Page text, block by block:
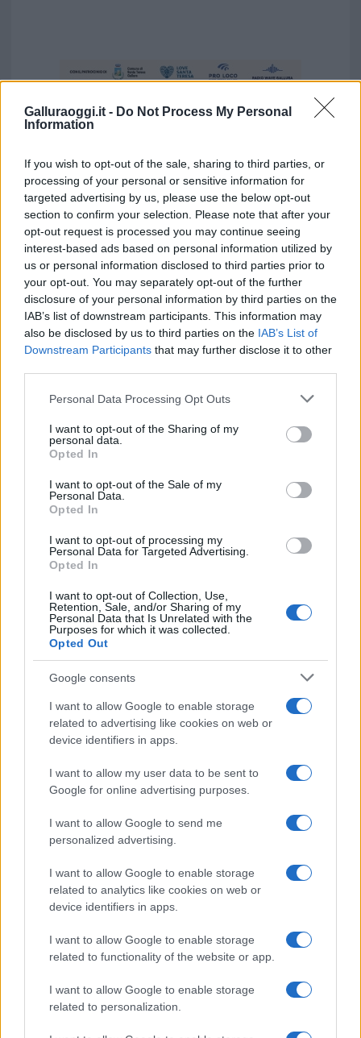
Galluraoggi.it - Do Not Process My Personal
Information
If you wish to opt-out of the sale, sharing to third parties, or
processing of your personal or sensitive information for
targeted advertising by us, please use the below opt-out
section to confirm your selection. Please note that after your
opt-out request is processed you may continue seeing
interest-based ads based on personal information utilized by
us or personal information disclosed to third parties prior to
your opt-out. You may separately opt-out of the further
disclosure of your personal information by third parties on the
IAB’s list of downstream participants. This information may
also be disclosed by us to third parties on the IAB’s List of
Downstream Participants that may further disclose it to other
Please note that this website/app uses one or more Google
not limited to your visit or usage behaviour. You may click to
grant or deny consent to Google and its third-party tags to
use your data for below specified purposes in below Google
consent section.
Personal Data Processing Opt Outs
I want to opt-out of the Sharing of my
personal data.
Opted In
I want to opt-out of the Sale of my
Personal Data.
Opted In
I want to opt-out of processing my
Personal Data for Targeted Advertising.
Opted In
I want to opt-out of Collection, Use,
Retention, Sale, and/or Sharing of my
Personal Data that Is Unrelated with the
Purposes for which it was collected.
Opted Out
Google consents
I want to allow Google to enable storage
related to advertising like cookies on web or
device identifiers in apps.
I want to allow my user data to be sent to
Google for online advertising purposes.
I want to allow Google to send me
personalized advertising.
I want to allow Google to enable storage
related to analytics like cookies on web or
device identifiers in apps.
I want to allow Google to enable storage
related to functionality of the website or app.
I want to allow Google to enable storage
related to personalization.
Vuoi rimuovere le pubblicità nazionali?
Puoi abbonarti asoli € 1,10 al mese
Puoi effettuare l'accesso andando nella
cliccandoqui
TEMI: Convegno Porto Cervo
Notizie Arzachena
Regione Sardegna
Inviaci le tue segnalazioni,
i tuoi video e le tue foto
345 356 7512
Entra nel canale telegram di
GalluraOggi.it
Ricevi le nostre ultime news
Google News
Condividi l'articolo
F T Pi WS